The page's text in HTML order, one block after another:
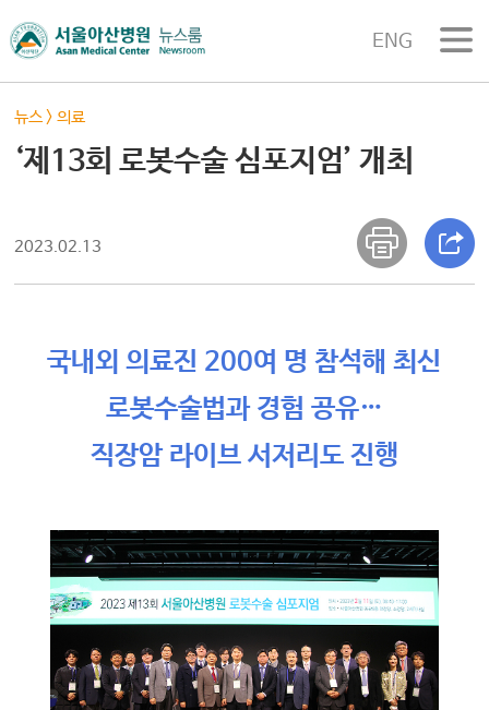
ENG
뉴스 >의료
‘제13회 로봇수술 심포지엄’ 개최
2023.02.13
국내외 의료진 200여 명 참석해 최신
로봇수술법과 경험 공유…
직장암 라이브 서저리도 진행